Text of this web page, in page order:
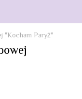
"Kocham Paryż"